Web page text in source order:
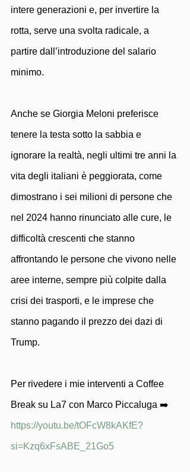
intere generazioni e, per invertire la
rotta, serve una svolta radicale, a
partire dall’introduzione del salario
minimo.
Anche se Giorgia Meloni preferisce
tenere la testa sotto la sabbia e
ignorare la realtà, negli ultimi tre anni la
vita degli italiani è peggiorata, come
dimostrano i sei milioni di persone che
nel 2024 hanno rinunciato alle cure, le
difficoltà crescenti che stanno
affrontando le persone che vivono nelle
aree interne, sempre più colpite dalla
crisi dei trasporti, e le imprese che
stanno pagando il prezzo dei dazi di
Trump.
Per rivedere i mie interventi a Coffee
Break su La7 con Marco Piccaluga ➡️
https://youtu.be/tOFcW8kAKfE?
si=Kzq6xFsABE_21Go5